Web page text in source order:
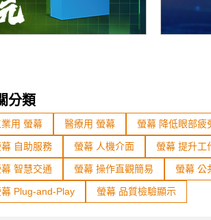
分類
用 螢幕 醫療用 螢幕 螢幕 降低眼部疲
自助服務 螢幕 人機介面 螢幕 提升工
智慧交通 螢幕 操作直觀簡易 螢幕 公
Plug-and-Play 螢幕 品質檢驗顯示